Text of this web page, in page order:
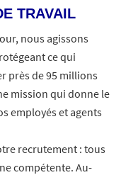
TRAVAIL
nous agissons
ce qui
près de 95 millions
mission qui donne le
employés et agents
recrutement : tous
compétente. Au-